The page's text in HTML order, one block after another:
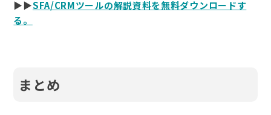
▶︎▶︎SFA/CRMツールの解説資料を無料ダウンロードす
る。
まとめ